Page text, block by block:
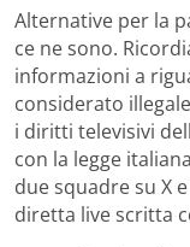
Alternative per la
ce ne sono.
informazioni a
considerato illegale
i diritti televisivi
con la legge
due squadre su X
diretta live scritta